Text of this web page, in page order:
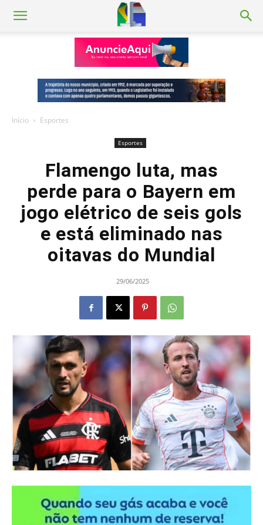
Início Esportes
Esportes
Flamengo luta, mas
perde para o Bayern em
jogo elétrico de seis gols
e está eliminado nas
oitavas do Mundial
29/06/2025